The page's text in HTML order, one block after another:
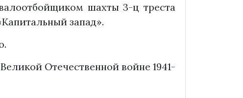
шахты 3-ц треста
запад».
Отечественной войне 1941-